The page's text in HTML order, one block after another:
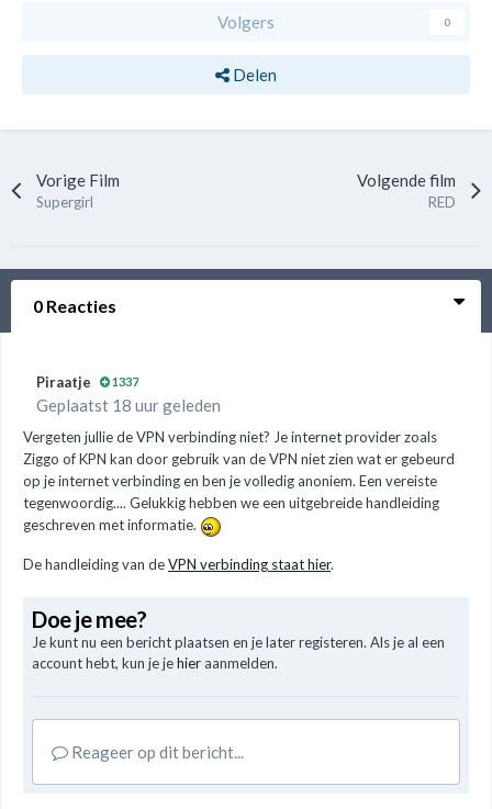
Volgers 0
Delen
Vorige Film
Supergirl
Volgende film
RED
0 Reacties
Piraatje 1337
Geplaatst 18 uur geleden
Vergeten jullie de VPN verbinding niet? Je internet provider zoals
Ziggo of KPN kan door gebruik van de VPN niet zien wat er gebeurd
op je internet verbinding en ben je volledig anoniem. Een vereiste
tegenwoordig.... Gelukkig hebben we een uitgebreide handleiding
geschreven met informatie.
De handleiding van deVPN verbinding staat hier.
Doe je mee?
Je kunt nu een bericht plaatsen en je later registeren. Als je al een
account hebt, kun je jehier aanmelden.
Reageer op dit bericht...